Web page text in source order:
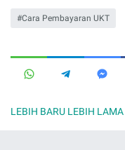
Cara Pembayaran UKT
LEBIH BARU LEBIH LAMA